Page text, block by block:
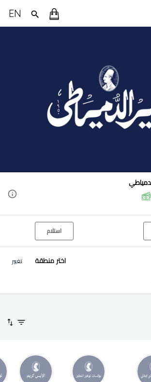
EN
استلام
اختر منطقة تغيير